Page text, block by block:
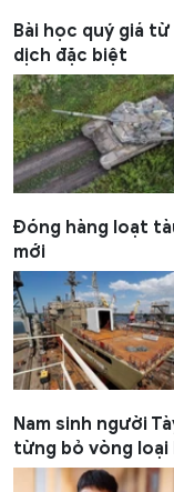
Bài học quý giá
dịch đặc biệt
Đóng hàng loạt
mới
Nam sinh người
từng bỏ vòng loại